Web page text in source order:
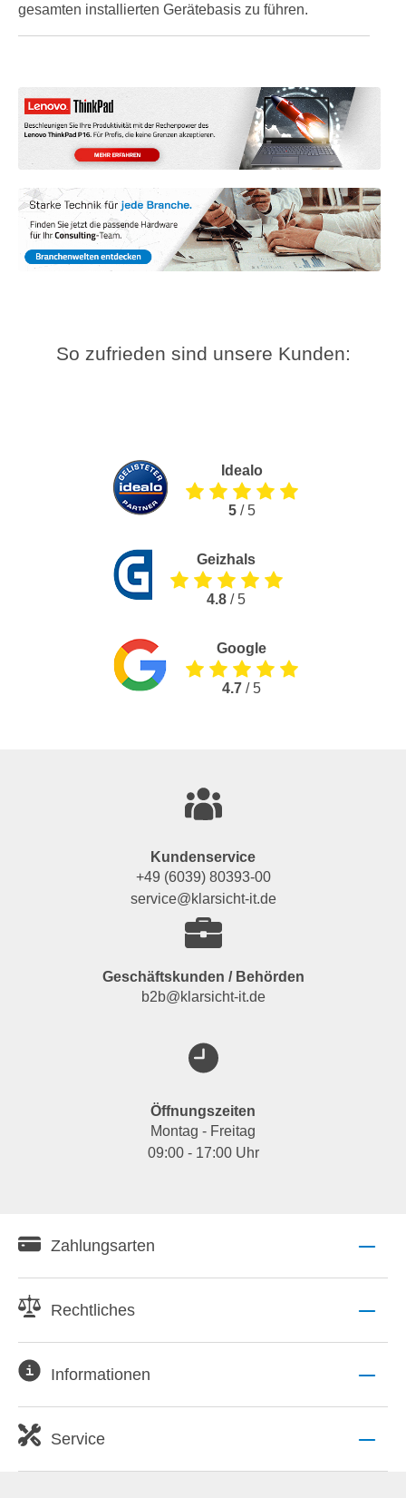
gesamten installierten Gerätebasis zu führen.
So zufrieden sind unsere Kunden:
Idealo
5/ 5
Geizhals
4.8 / 5
Google
4.7 / 5
Kundenservice
+49 (6039) 80393-00
service@klarsicht-it.de
Geschäftskunden / Behörden
b2b@klarsicht-it.de
Öffnungszeiten
Montag - Freitag
09:00 - 17:00 Uhr
Zahlungsarten
Rechtliches
Informationen
Service